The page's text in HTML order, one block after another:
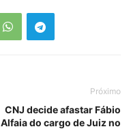
Próximo
CNJ decide afastar Fábio
Alfaia do cargo de Juiz no